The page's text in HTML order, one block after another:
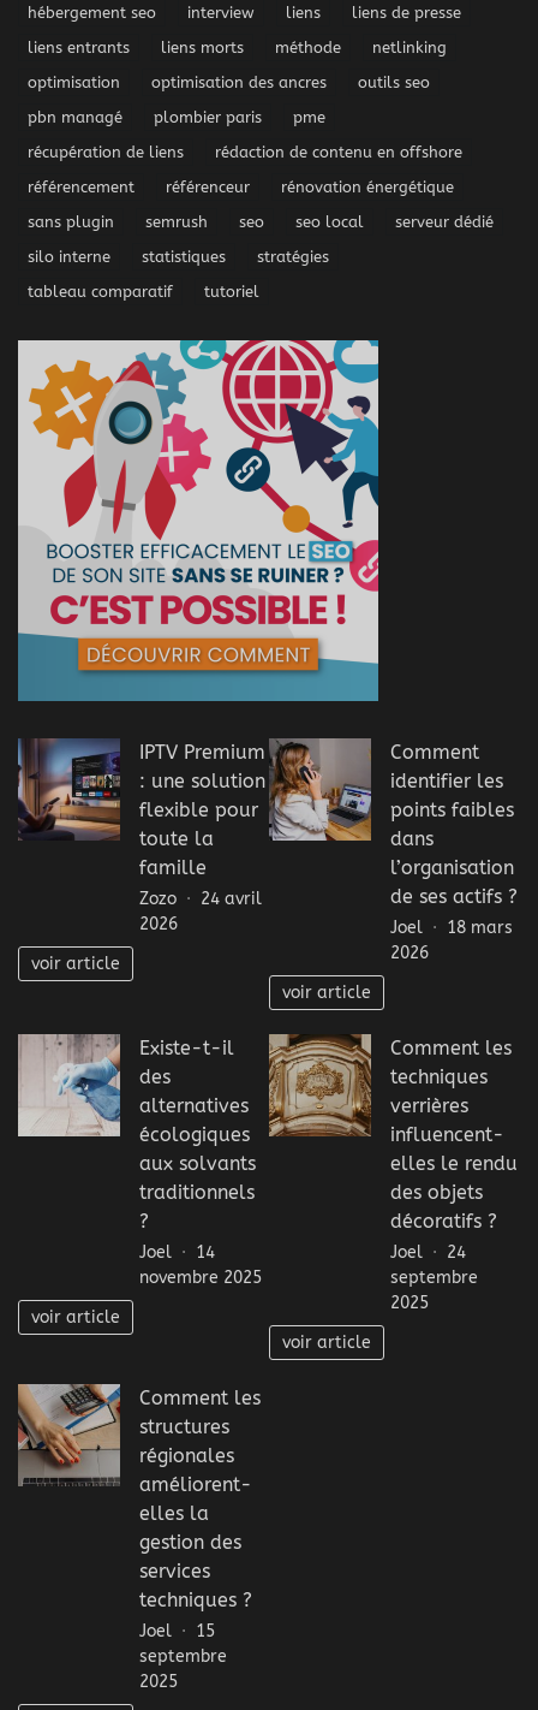
hébergement seo
interview liens
liens de presse
liens entrants
liens morts méthode
netlinking
optimisation
optimisation des ancres
outils seo
pbn managé
plombier paris
pme
récupération de liens
rédaction de contenu en offshore
référencement
référenceur
rénovation énergétique
sans plugin
semrush seo seo local
serveur dédié
silo interne
statistiques
stratégies
tableau comparatif
tutoriel
IPTV Premium
: une solution
flexible pour
toute la
famille
Zozo
24 avril
2026
voir article
Comment
identifier les
points faibles
dans
l’organisation
de ses actifs ?
Joel
18 mars
2026
voir article
Existe-t-il
des
alternatives
écologiques
aux solvants
traditionnels
?
Joel
14
novembre 2025
voir article
Comment les
techniques
verrières
influencent-
elles le rendu
des objets
décoratifs ?
Joel
24
septembre
2025
voir article
Comment les
structures
régionales
améliorent-
elles la
gestion des
services
techniques ?
Joel
15
septembre
2025